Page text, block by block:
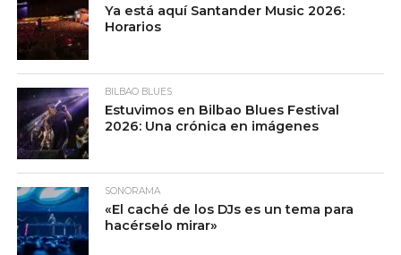
Ya está aquí Santander Music 2026:
Horarios
BILBAO BLUES
Estuvimos en Bilbao Blues Festival
2026: Una crónica en imágenes
SONORAMA
«El caché de los DJs es un tema para
hacérselo mirar»